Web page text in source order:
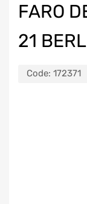
FARO
21
Code: 172371